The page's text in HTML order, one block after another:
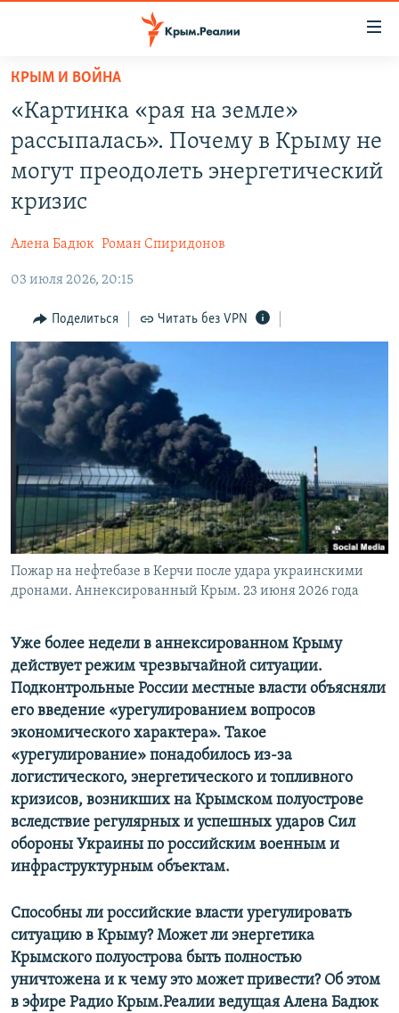
Вернуться
основному
содержанию
Вернутся
главной
Вернутся
СПЕЦПРОЕКТЫ
ВОДА
ИНФОГРАФИКА
ТЕЛЕПРОЕКТ КРЫМ.РЕАЛИИ
СОВЕТЫ ПРАВОЗАЩИТНИКОВ
ПРОПАВШИЕ БЕЗ ВЕСТИ
ПОБЕДИТЕЛЕЙ НЕ СУДЯТ?
КРЫМ.НЕПОКОРЕННЫЙ
ELIFBE
УКРАИНСКАЯ ПРОБЛЕМА КРЫМА
РАДІО СВОБОДА
КАК ОБОЙТИ БЛОКИРОВКУ
Qırımtatar
ПРИСОЕДИНЯЙТЕСЬ!
Все сайты RFE/RL
КРЫМ И ВОЙНА
«Картинка «рая на земле»
рассыпалась». Почему в Крыму не
могут преодолеть энергетический
кризис
Алена Бадюк Роман Спиридонов
03 июля 2026, 20:15
Поделиться Читать без VPN
Пожар на нефтебазе в Керчи после удара украинскими
дронами. Аннексированный Крым. 23 июня 2026 года
Уже более недели в аннексированном Крыму
действует режим чрезвычайной ситуации.
Подконтрольные России местные власти объясняли
его введение «урегулированием вопросов
экономического характера». Такое
«урегулирование» понадобилось из-за
логистического, энергетического и топливного
кризисов, возникших на Крымском полуострове
вследствие регулярных и успешных ударов Сил
обороны Украины по российским военным и
инфраструктурным объектам.
Способны ли российские власти урегулировать
ситуацию в Крыму? Может ли энергетика
Крымского полуострова быть полностью
уничтожена и к чему это может привести? Об этом
в эфире Радио Крым.Реалии ведущая Алена Бадюк